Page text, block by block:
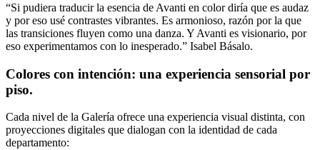
“Si pudiera traducir la esencia de Avanti en color diría que es audaz
y por eso usé contrastes vibrantes. Es armonioso, razón por la que
las transiciones fluyen como una danza. Y Avanti es visionario, por
eso experimentamos con lo inesperado.” Isabel Básalo.
Colores con intención: una experiencia sensorial por
piso.
Cada nivel de la Galería ofrece una experiencia visual distinta, con
proyecciones digitales que dialogan con la identidad de cada
departamento: